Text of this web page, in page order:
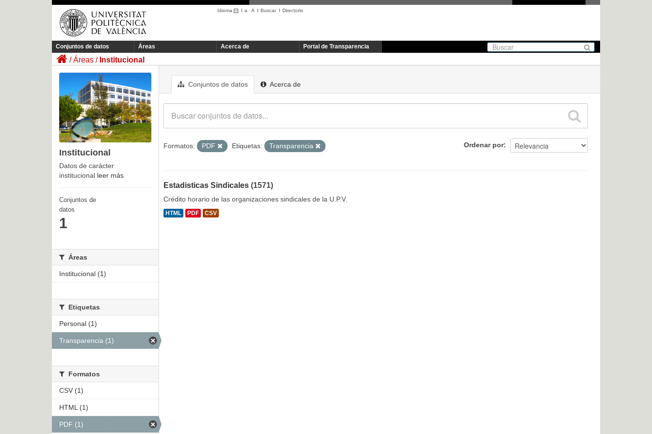
Idioma I a ·A I BuscarI Directorio
Conjuntos de datos Áreas Acerca de Portal de Transparencia
Áreas Institucional
Conjuntos de datos Acerca de
Ordenar por
Formatos: PDF Etiquetas: Transparencia
Estadisticas Sindicales (1571)
Crédito horario de las organizaciones sindicales de la U.P.V.
HTML PDF CSV
Institucional
Datos de carácter
institucional leer más
Conjuntos de
datos
1
Áreas
Institucional (1)
Etiquetas
Personal (1)
Transparencia (1)
Formatos
CSV (1)
HTML (1)
PDF (1)